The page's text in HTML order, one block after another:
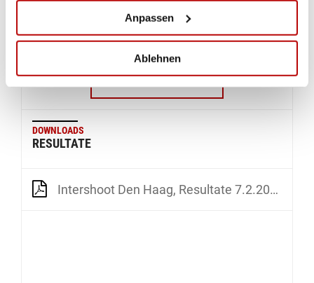
Anpassen
Ablehnen
DOWNLOADS
RESULTATE
Intershoot Den Haag, Resultate 7.2.2020